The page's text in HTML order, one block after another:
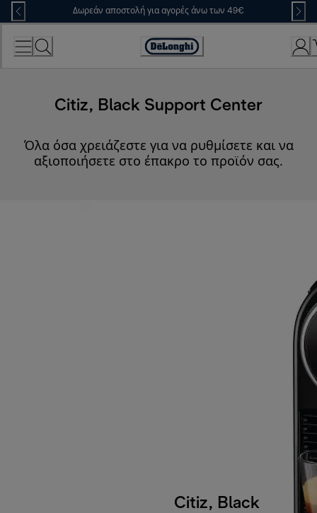
Skip
to
Content
Δωρεάν αποστολή για αγορές άνω των 49€
Accessibility
Citiz, Black Support Center
Όλα όσα χρειάζεστε για να ρυθμίσετε και να
αξιοποιήσετε στο έπακρο το προϊόν σας.
Citiz, Black